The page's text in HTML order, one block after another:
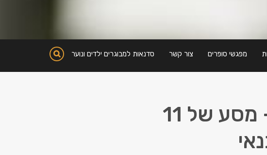
מפגשי סופרים צור קשר סדנאות למבוגרים ילדים ונוער
דורון צברי "סיכוי להינצל" – מסע של 11